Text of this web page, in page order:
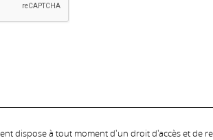
dispose à tout moment d'un droit d'accès et de